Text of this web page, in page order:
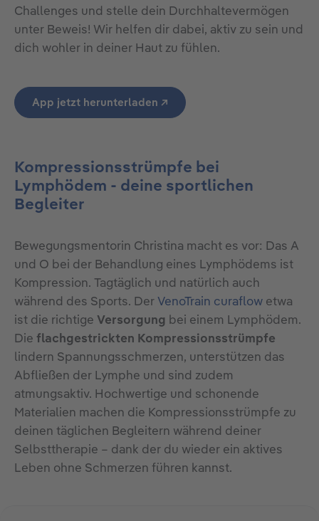
Challenges und stelle dein Durchhaltevermögen
unter Beweis! Wir helfen dir dabei, aktiv zu sein und
dich wohler in deiner Haut zu fühlen.
App jetzt herunterladen ↗
Kompressionsstrümpfe bei
Lymphödem - deine sportlichen
Begleiter
Bewegungsmentorin Christina macht es vor: Das A
und O bei der Behandlung eines Lymphödems ist
Kompression. Tagtäglich und natürlich auch
während des Sports. DerVenoTrain curaflow etwa
ist die richtige Versorgung bei einem Lymphödem.
Die flachgestrickten Kompressionsstrümpfe
lindern Spannungsschmerzen, unterstützen das
Abfließen der Lymphe und sind zudem
atmungsaktiv. Hochwertige und schonende
Materialien machen die Kompressionsstrümpfe zu
deinen täglichen Begleitern während deiner
Selbsttherapie – dank der du wieder ein aktives
Leben ohne Schmerzen führen kannst.